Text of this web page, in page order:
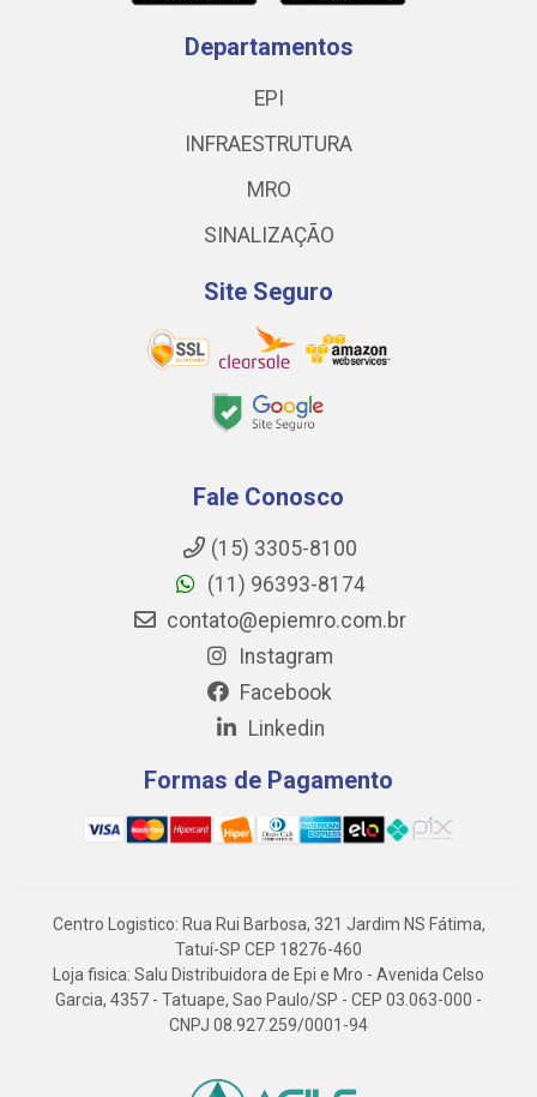
Departamentos
EPI
INFRAESTRUTURA
MRO
SINALIZAÇÃO
Site Seguro
Fale Conosco
(15) 3305-8100
(11) 96393-8174
contato@epiemro.com.br
Instagram
Facebook
Linkedin
Formas de Pagamento
Centro Logistico: Rua Rui Barbosa, 321 Jardim NS Fátima,
Tatuí-SP CEP 18276-460
Loja fisica: Salu Distribuidora de Epi e Mro - Avenida Celso
Garcia, 4357 - Tatuape, Sao Paulo/SP - CEP 03.063-000 -
CNPJ 08.927.259/0001-94